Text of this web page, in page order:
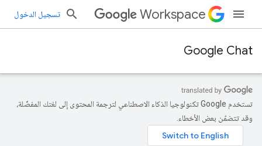
Workspace تسجيل الدخول
Google Chat
تستخدم Google تكنولوجيا الذكاء الاصطناعي لترجمة المحتوى إلى لغتك المفضّلة،
وقد تتضمّن بعض الأخطاء.